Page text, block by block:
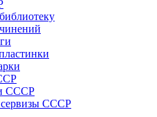
СССР
сервизы СССР